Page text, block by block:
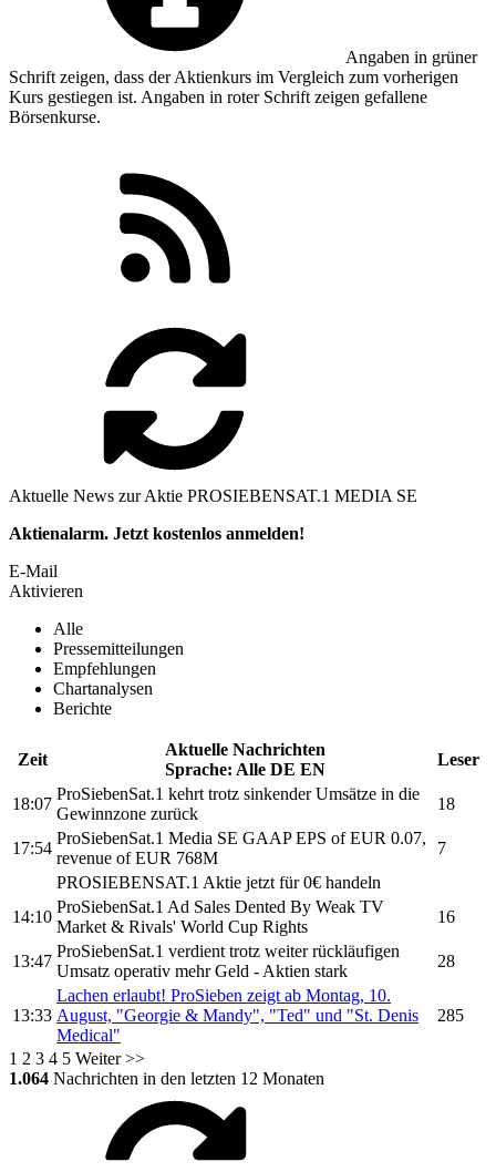
Angaben in grüner
Schrift zeigen, dass der Aktienkurs im Vergleich zum vorherigen
Kurs gestiegen ist. Angaben in roterSchrift zeigen gefallene
Börsenkurse.
Aktuelle News zur Aktie PROSIEBENSAT.1 MEDIA SE
Aktienalarm. Jetzt kostenlos anmelden!
E-Mail
Aktivieren
Alle
Pressemitteilungen
Empfehlungen
Chartanalysen
Berichte
Zeit
Aktuelle Nachrichten
Sprache: Alle DE EN
Leser
18:07
ProSiebenSat.1 kehrt trotz sinkender Umsätze in die
Gewinnzone zurück
18
17:54
ProSiebenSat.1 Media SE GAAP EPS of EUR 0.07,
revenue of EUR 768M
7
PROSIEBENSAT.1 Aktie jetzt für 0€ handeln
14:10
ProSiebenSat.1 Ad Sales Dented By Weak TV
Market & Rivals' World Cup Rights
16
13:47
ProSiebenSat.1 verdient trotz weiter rückläufigen
Umsatz operativ mehr Geld - Aktien stark
28
13:33
Lachen erlaubt! ProSieben zeigt ab Montag, 10.
August, "Georgie & Mandy", "Ted" und "St. Denis
Medical"
285
1 2 3 4 5 Weiter >>
1.064 Nachrichten in den letzten 12 Monaten